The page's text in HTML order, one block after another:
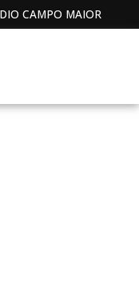
CAMPO MAIOR